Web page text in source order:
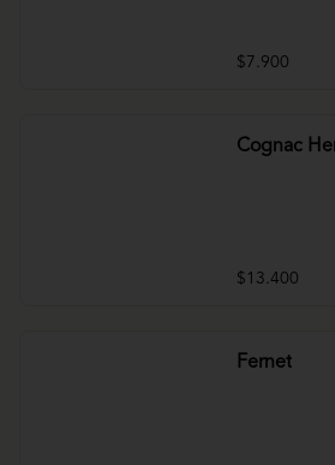
$7.900
Cognac
$13.400
Fernet